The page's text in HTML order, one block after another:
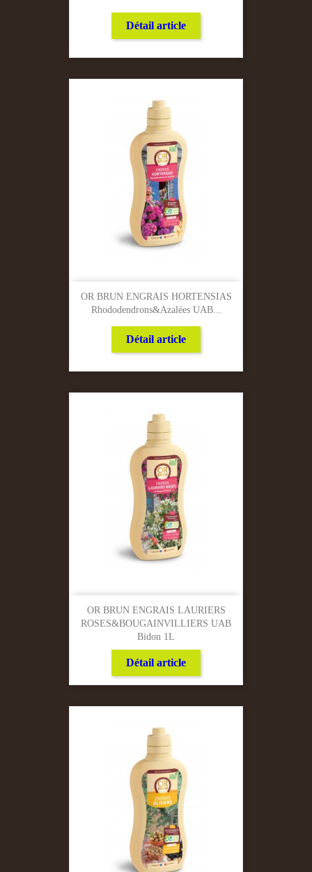
Détail article
OR BRUN ENGRAIS HORTENSIAS
Rhododendrons&azalées UAB...
Détail article
OR BRUN ENGRAIS LAURIERS
ROSES&BOUGAINVILLIERS UAB
Bidon 1L
Détail article